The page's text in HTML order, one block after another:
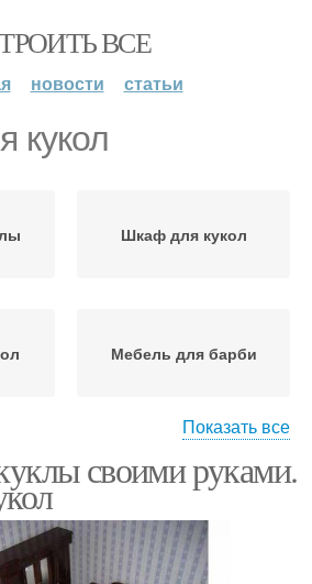
ВСЕ
новости статьи
кукол
Шкаф для кукол
Мебель для барби
Кресло для куклы
Мебель в кукольный
Показать все
своими руками.